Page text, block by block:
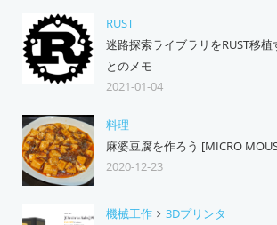
RUST
迷路探索ライブラリをRUST移
とのメモ
2021-01-04
料理
麻婆豆腐を作ろう [MICRO
2020-12-23
機械工作
3Dプリンタ